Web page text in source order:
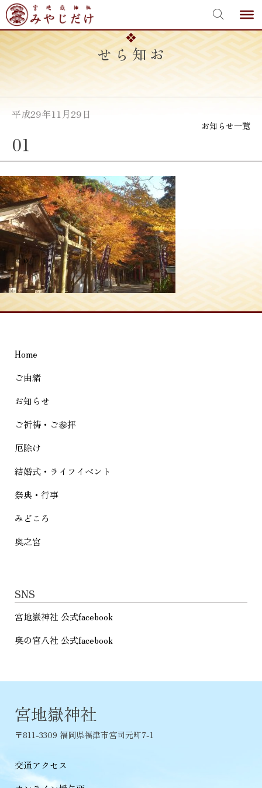
Skip
to
content
お知らせ
平成29年11月29日
お知らせ一覧
01
投
稿
ナ
ビ
ー
シ
ョ
ン
≪ 01
Home
ご由緒
お知らせ
ご祈祷・ご参拝
厄除け
結婚式・ライフイベント
祭典・行事
みどころ
奥之宮
SNS
宮地嶽神社 公式facebook
奥の宮八社 公式facebook
宮地嶽神社
〒811-3309 福岡県福津市宮司元町7-1
交通アクセス